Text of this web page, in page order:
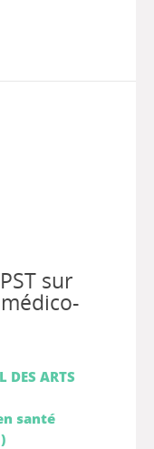
sur
DES ARTS
santé